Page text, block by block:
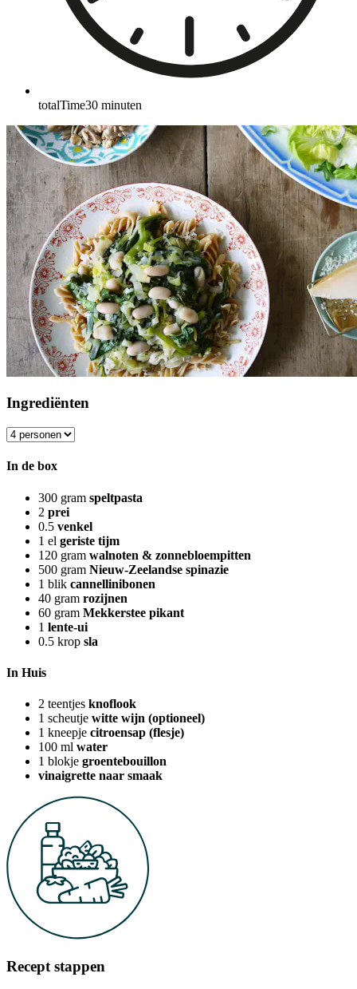
totalTime30 minuten
Ingrediënten
In de box
300 gram speltpasta
2 prei
0.5 venkel
1 el geriste tijm
120 gram walnoten & zonnebloempitten
500 gram Nieuw-Zeelandse spinazie
1 blik cannellinibonen
40 gram rozijnen
60 gram Mekkerstee pikant
1 lente-ui
0.5 krop sla
In Huis
2 teentjes knoflook
1 scheutje witte wijn (optioneel)
1 kneepje citroensap (flesje)
100 ml water
1 blokje groentebouillon
vinaigrette naar smaak
Recept stappen